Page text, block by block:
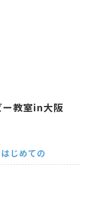
教室in大阪
はじめての